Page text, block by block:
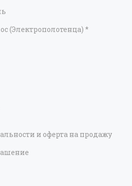
(Электрополотенца) *
и оферта на продажу